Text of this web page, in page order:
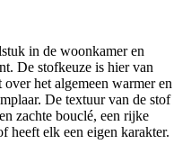
in de woonkamer en
De stofkeuze is hier van
het algemeen warmer en
De textuur van de stof
zachte bouclé, een rijke
heeft elk een eigen karakter.